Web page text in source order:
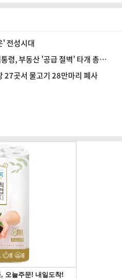
전성시대
령, 부동산 '공급 절벽' 타개 총력
해 李 견제 사활 등
27곳서 물고기 28만마리 폐사